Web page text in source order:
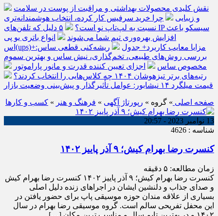
نقش کلیدی محصولات بهداشتی و مراقبت از پوست در سلامت
و زیبایی
چرا خرید سرفیس کار کرده، انتخاب هوشمندانه‌تری
نسبت به لپ‌تاپ نو است؟
۵ دلیل که تلفن‌های IP سیسکو باعث
افزایش بهره‌وری تیم شما می‌شوند
انواع باتری یو پی
اس(ups)+مزایا معایب کاربرد+ جدول
ریشه‌کنی قطعی ساس:
بررسی روش‌های طبیعی، تخم‌گذاری، نیش ساس و بهترین سموم
مخصوص ساس
اجزای تعیین کننده قدرت و مانور پاراموتور
رتبه‌های برتر تیزهوشان ۱۴۰۴ چه کلاس‌هایی را انتخاب کردند؟
قیمت میلگرد ۱۴ نیشابور: عوامل تأثیرگذار و پیش‌بینی وضعیت بازار
صفحه اصلی » گروه » رپورتاژ آگهی » فرهنگ و هنر » کسب و کارها
13 نوامبر 2023 - 20:57
شناسه : 4626
کنسرت رضا بهرام کیش؛ ۹ آذر پاییز ۱۴۰۲
زمان مطالعه: ۵ دقیقه
کنسرت رضا بهرام کیش؛ ۹ آذر پاییز ۱۴۰۲ کنسرت رضا بهرام کیش
و صدای جذاب و دلنشین ایشان در اجراهای زنده دلیل اصلی
بسیاری از علاقه مندان حوزه موسیقی پاپ برای حضور یافتن در
این محفل تفریحی سالم است. گروه موسیقی رضا بهرام در سال